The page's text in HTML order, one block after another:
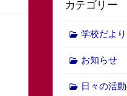
カテゴリー
学校だより
お知らせ
日々の活